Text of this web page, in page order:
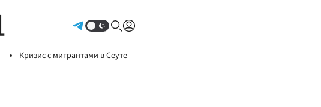
Кризис с мигрантами в Сеуте